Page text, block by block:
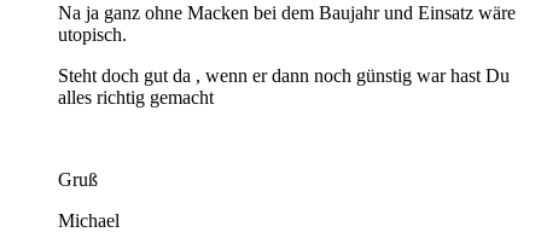
Na ja ganz ohne Macken bei dem Baujahr und Einsatz wäre
utopisch.
Steht doch gut da , wenn er dann noch günstig war hast Du
alles richtig gemacht
Gruß
Michael